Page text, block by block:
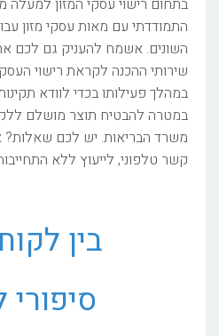
התמודדתי עם מאות עסקי מזון
השונים. אשמח להעניק גם לכם
שירותי ההכנה לקראת רישוי
במהלך פעילותו בכדי לוודא
במטרה להבטיח תוצר מושלם
משרד הבריאות. יש לכם שאלות?
קשר טלפוני, לייעוץ ללא
בין
סיפורי